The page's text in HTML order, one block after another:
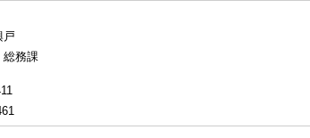
戸
務課